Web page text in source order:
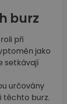
burz
při
jako
setkávají
určovány
těchto burz.